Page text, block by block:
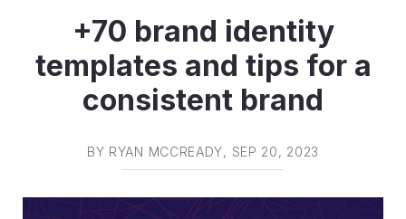
+70 brand identity
templates and tips for a
consistent brand
BY RYAN MCCREADY, SEP 20, 2023